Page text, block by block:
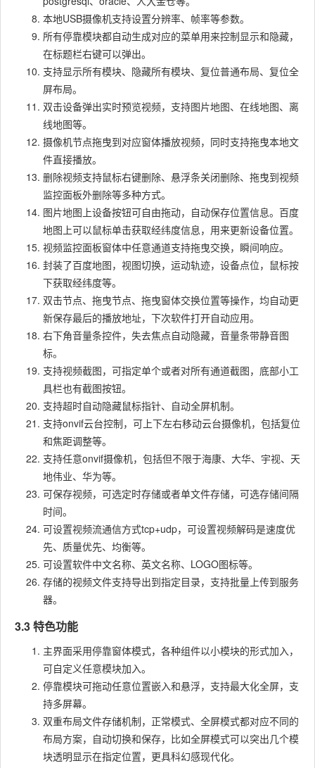
本地USB摄像机支持设置分辨率、帧率等参数。
所有停靠模块都自动生成对应的菜单用来控制显示和隐藏，
在标题栏右键可以弹出。
支持显示所有模块、隐藏所有模块、复位普通布局、复位全
屏布局。
双击设备弹出实时预览视频，支持图片地图、在线地图、离
线地图等。
摄像机节点拖曳到对应窗体播放视频，同时支持拖曳本地文
件直接播放。
删除视频支持鼠标右键删除、悬浮条关闭删除、拖曳到视频
监控面板外删除等多种方式。
图片地图上设备按钮可自由拖动，自动保存位置信息。百度
地图上可以鼠标单击获取经纬度信息，用来更新设备位置。
视频监控面板窗体中任意通道支持拖曳交换，瞬间响应。
封装了百度地图，视图切换，运动轨迹，设备点位，鼠标按
下获取经纬度等。
双击节点、拖曳节点、拖曳窗体交换位置等操作，均自动更
新保存最后的播放地址，下次软件打开自动应用。
右下角音量条控件，失去焦点自动隐藏，音量条带静音图
标。
支持视频截图，可指定单个或者对所有通道截图，底部小工
具栏也有截图按钮。
支持超时自动隐藏鼠标指针、自动全屏机制。
支持onvif云台控制，可上下左右移动云台摄像机，包括复位
和焦距调整等。
支持任意onvif摄像机，包括但不限于海康、大华、宇视、天
地伟业、华为等。
可保存视频，可选定时存储或者单文件存储，可选存储间隔
时间。
可设置视频流通信方式tcp+udp，可设置视频解码是速度优
先、质量优先、均衡等。
可设置软件中文名称、英文名称、LOGO图标等。
存储的视频文件支持导出到指定目录，支持批量上传到服务
器。
3.3 特色功能
主界面采用停靠窗体模式，各种组件以小模块的形式加入，
可自定义任意模块加入。
停靠模块可拖动任意位置嵌入和悬浮，支持最大化全屏，支
持多屏幕。
双重布局文件存储机制，正常模式、全屏模式都对应不同的
布局方案，自动切换和保存，比如全屏模式可以突出几个模
块透明显示在指定位置，更具科幻感现代化。